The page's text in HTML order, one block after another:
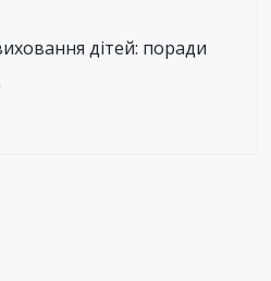
дітей: поради